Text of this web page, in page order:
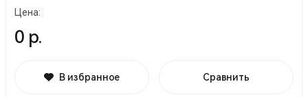
Цена:
0 р.
В избранное Сравнить